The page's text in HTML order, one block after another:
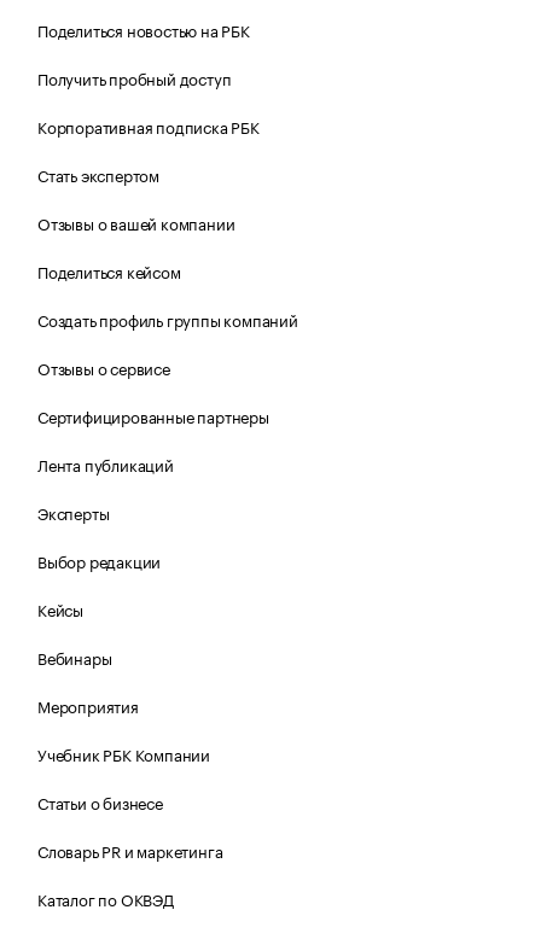
Поделиться новостью на РБК
Получить пробный доступ
Корпоративная подписка РБК
Стать экспертом
Отзывы о вашей компании
Поделиться кейсом
Создать профиль группы компаний
Отзывы о сервисе
Сертифицированные партнеры
Лента публикаций
Эксперты
Выбор редакции
Кейсы
Вебинары
Мероприятия
Учебник РБК Компании
Статьи о бизнесе
Словарь PR и маркетинга
Каталог по ОКВЭД